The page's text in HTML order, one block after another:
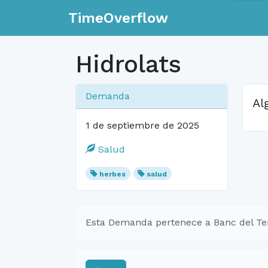
TimeOverflow
Hidrolats
Demanda
1 de septiembre de 2025
Salud
herbes salud
Esta Demanda pertenece a Banc del